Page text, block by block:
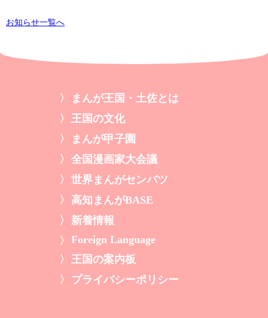
お知らせ一覧へ
まんが王国・土佐とは
王国の文化
まんが甲子園
全国漫画家大会議
世界まんがセンバツ
高知まんがBASE
新着情報
Foreign Language
王国の案内板
プライバシーポリシー